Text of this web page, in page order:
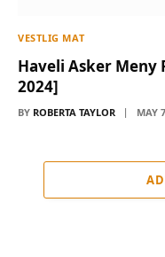
VESTLIG MAT
Haveli Asker
2024]
BY ROBERTA TAYLOR MAY